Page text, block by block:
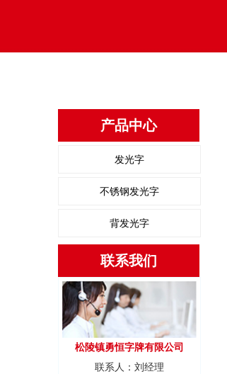
产品中心
发光字
不锈钢发光字
背发光字
联系我们
松陵镇勇恒字牌有限公司
联系人：刘经理